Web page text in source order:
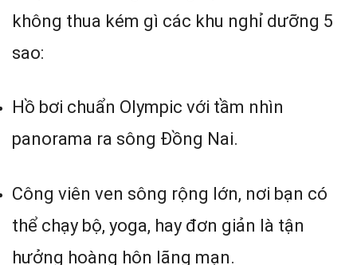
không thua kém gì các khu nghỉ dưỡng 5
sao:
Hồ bơi chuẩn Olympic với tầm nhìn
panorama ra sông Đồng Nai.
Công viên ven sông rộng lớn, nơi bạn có
thể chạy bộ, yoga, hay đơn giản là tận
hưởng hoàng hôn lãng mạn.